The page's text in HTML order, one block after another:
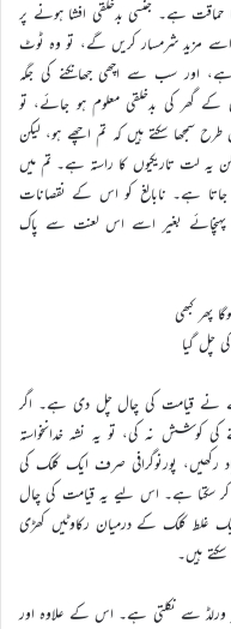
حماقت ہے۔ جنسی بدخلقی افشا ہونے پر
مزید شرمسار کریں گے، تو وہ ٹوٹ
اور سب سے اچھی جھانکنے کی جگہ
گھر کی بدخلقی معلوم ہو جائے، تو
سمجھا سکتے ہیں کہ تم اچھے ہو، لیکن
لت تاریکیوں کا راستہ ہے۔ تم میں
جاتا ہے۔ نابالغ کو اس کے نقصانات
پہنچائے بغیر اسے اس لعنت سے پاک
پھر کبھی
چل گیا
نے قیامت کی چال چل دی ہے۔ اگر
کوشش نہ کی، تو یہ نشہ خدانخواستہ
پورنوگرافی صرف ایک کلک کی
سکتا ہے۔ اس لیے یہ قیامت کی چال
کلک کے درمیان رکاوٹیں کھڑی
ہیں۔
ورلڈ سے نکلتی ہے۔ اس کے علاوہ اور